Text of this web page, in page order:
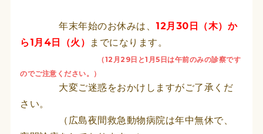
年末年始のお休みは、 12月30日（木）か
ら1月4日（火）
までになります。
（12月29日と1月5日は午前のみの診察です
のでご注意ください。）
大変ご迷惑をおかけしますがご了承くだ
さい。
（広島夜間救急動物病院は年中無休で、